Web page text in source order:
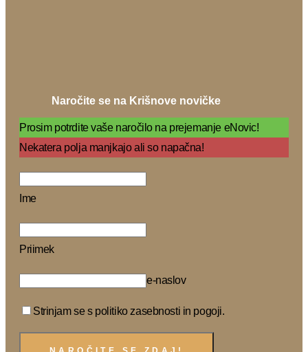
Naročite se na Krišnove novičke
Prosim potrdite vaše naročilo na prejemanje eNovic!
Nekatera polja manjkajo ali so napačna!
Ime
Priimek
e-naslov
Strinjam se s politiko zasebnosti in pogoji.